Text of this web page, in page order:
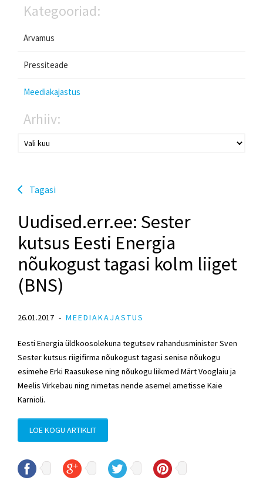
Kategooriad:
Arvamus
Pressiteade
Meediakajastus
Arhiiv:
Tagasi
Uudised.err.ee: Sester
kutsus Eesti Energia
nõukogust tagasi kolm liiget
(BNS)
26.01.2017 MEEDIAKAJASTUS
Eesti Energia üldkoosolekuna tegutsev rahandusminister Sven
Sester kutsus riigifirma nõukogust tagasi senise nõukogu
esimehe Erki Raasukese ning nõukogu liikmed Märt Vooglaiu ja
Meelis Virkebau ning nimetas nende asemel ametisse Kaie
Karnioli.
LOE KOGU ARTIKLIT